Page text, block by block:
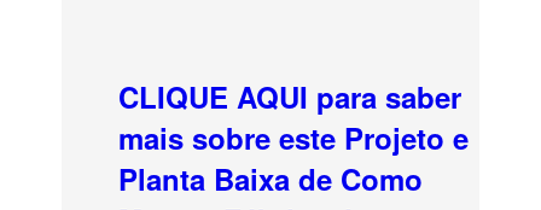
CLIQUE AQUI para saber
mais sobre este Projeto e
Planta Baixa de Como